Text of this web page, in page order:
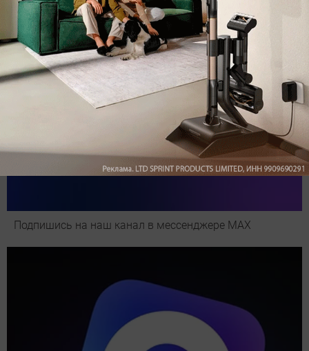
Подпишись на наш канал в мессенджере МАХ